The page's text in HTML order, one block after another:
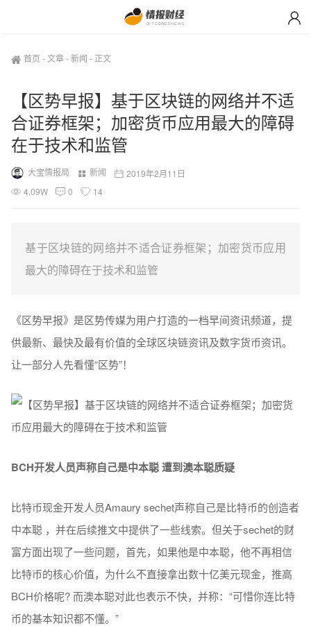
首页 -文章-新闻 - 正文
【区势早报】基于区块链的网络并不适
合证券框架；加密货币应用最大的障碍
在于技术和监管
大宝情报局 新闻
2019年2月11日
4.09W
0 14
基于区块链的网络并不适合证券框架；加密货币应用
最大的障碍在于技术和监管
《区势早报》是区势传媒为用户打造的一档早间资讯频道，提
供最新、最快及最有价值的全球区块链资讯及数字货币资讯。
让一部分人先看懂“区势”！
BCH开发人员声称自己是中本聪 遭到澳本聪质疑
比特币现金开发人员Amaury sechet声称自己是比特币的创造者
中本聪 ，并在后续推文中提供了一些线索。但关于sechet的财
富方面出现了一些问题，首先，如果他是中本聪，他不再相信
比特币的核心价值，为什么不直接拿出数十亿美元现金，推高
BCH价格呢? 而澳本聪对此也表示不快，并称：“可惜你连比特
币的基本知识都不懂。”